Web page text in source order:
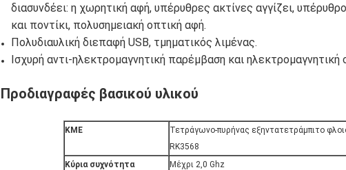
διασυνδέει: η χωρητική αφή, υπέρυθρες ακτίνες αγγίζει,
και ποντίκι, πολυσημειακή οπτική αφή.
Πολυδιαυλική διεπαφή USB, τμηματικός λιμένας.
Ισχυρή αντι-ηλεκτρομαγνητική παρέμβαση και ηλεκτρομαγνητική
Προδιαγραφές βασικού υλικού
ΚΜΕ
Τετράγωνο-πυρήνας εξηντατετράμπιτο
RK3568
Κύρια συχνότητα
Μέχρι 2,0 Ghz